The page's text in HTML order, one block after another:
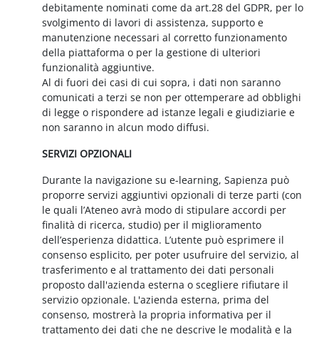
debitamente nominati come da art.28 del GDPR, per lo
svolgimento di lavori di assistenza, supporto e
manutenzione necessari al corretto funzionamento
della piattaforma o per la gestione di ulteriori
funzionalità aggiuntive.
Al di fuori dei casi di cui sopra, i dati non saranno
comunicati a terzi se non per ottemperare ad obblighi
di legge o rispondere ad istanze legali e giudiziarie e
non saranno in alcun modo diffusi.
SERVIZI OPZIONALI
Durante la navigazione su e-learning, Sapienza può
proporre servizi aggiuntivi opzionali di terze parti (con
le quali l’Ateneo avrà modo di stipulare accordi per
finalità di ricerca, studio) per il miglioramento
dell’esperienza didattica. L’utente può esprimere il
consenso esplicito, per poter usufruire del servizio, al
trasferimento e al trattamento dei dati personali
proposto dall'azienda esterna o scegliere rifiutare il
servizio opzionale. L'azienda esterna, prima del
consenso, mostrerà la propria informativa per il
trattamento dei dati che ne descrive le modalità e la